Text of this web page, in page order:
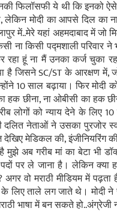
फिलॉसफी ये थी कि इनको
लेकिन मोदी का आपसे दिल का
में..मेरे यहां अहमदाबाद में जो
ना किसी पद्मशाली
हूं ना मैं उनका कर्ज चुका
है जिसने SC/ST के आरक्षण में,
10 साल बढ़ाया। फिर
हक छीना, ना ओबीसी का हक
लोगों को न्याय देने के
नेताओं ने उसका पुरजोर
मेडिकल की, इंजीनियरिंग
अब गरीब मां का बेटा भी
पर ले जाना है। लेकिन क्या
वो मराठी मीडियम में
लिए ताले लग जाते थे। मोदी ने
भाषा में बन सकते